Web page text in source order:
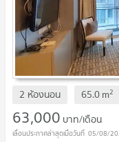
2 ห้องนอน 65.0m2
63,000 บาท/เดือน
05/08/